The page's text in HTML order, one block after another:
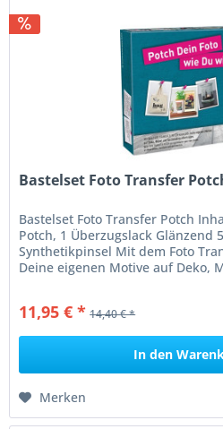
Bastelset Foto Transfer
Bastelset Foto Transfer Potch
Potch, 1 Überzugslack Glänzend
Synthetikpinsel Mit dem Foto
Deine eigenen Motive auf Deko,
11,95 € * 14,40 € *
In den
Merken